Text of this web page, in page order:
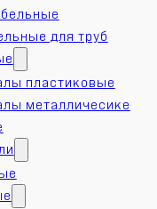
для труб
пластиковые
металличесике